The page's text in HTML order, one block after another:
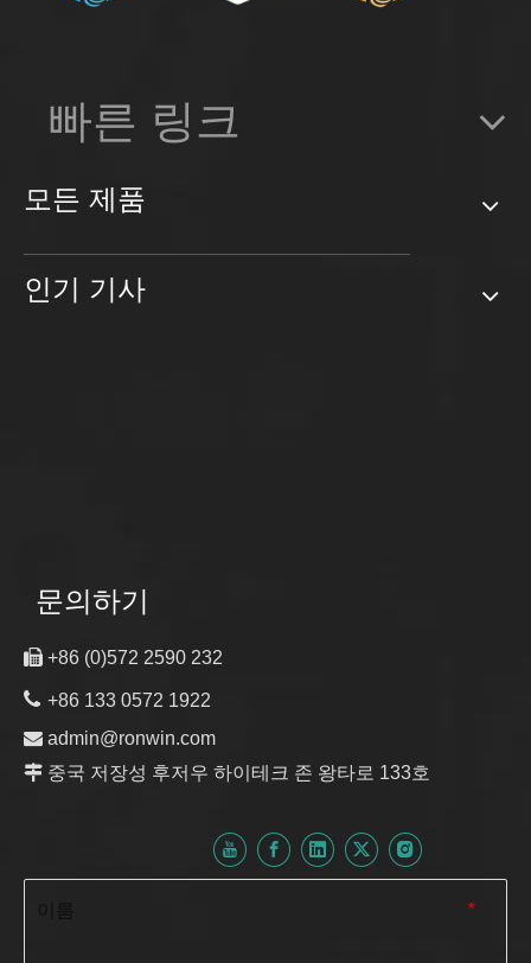
빠른 링크
모든 제품
인기 기사
문의하기
 +86 (0)572 2590 232
 +86 133 0572 1922
 admin@ronwin.com
 중국 저장성 후저우 하이테크 존 왕타로 133호
*